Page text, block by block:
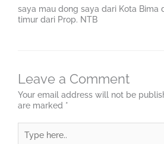
saya mau dong saya dari Kota Bima
timur dari Prop. NTB
Leave a Comment
Your email address will not be
are marked *
here..